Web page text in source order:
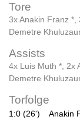
Tore
3x Anakin Franz *
Demetre
Assists
4x Luis Muth * 2x
Demetre
Torfolge
1:0 (26') Anakin